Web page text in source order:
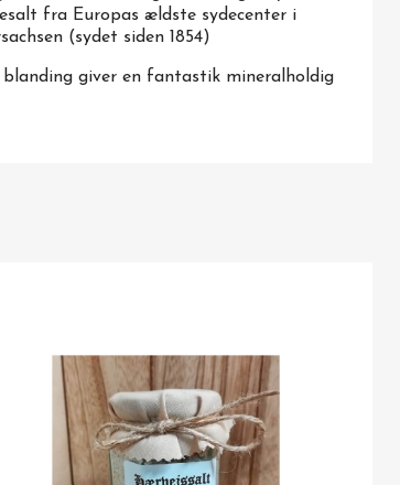
fra Europas ældste sydecenter i
(sydet siden 1854)
blanding giver en fantastik mineralholdig